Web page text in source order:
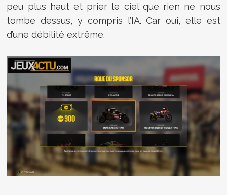
peu plus haut et prier le ciel que rien ne nous
tombe dessus, y compris l’IA. Car oui, elle est
d’une débilité extrême.